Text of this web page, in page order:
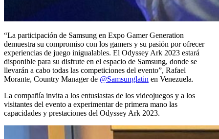
“La participación de Samsung en Expo Gamer Generation
demuestra su compromiso con los gamers y su pasión por ofrecer
experiencias de juego inigualables. El Odyssey Ark 2023 estará
disponible para su disfrute en el espacio de Samsung, donde se
llevarán a cabo todas las competiciones del evento”, Rafael
Morante, Country Manager de @Samsunglatin en Venezuela.
La compañía invita a los entusiastas de los videojuegos y a los
visitantes del evento a experimentar de primera mano las
capacidades y prestaciones del Odyssey Ark 2023.